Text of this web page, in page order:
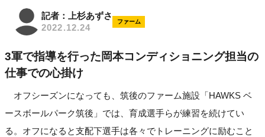
記者：上杉あずさ
2022.12.24
ファーム
3軍で指導を行った岡本コンディショニング担当の
仕事での心掛け
オフシーズンになっても、筑後のファーム施設「HAWKS ベ
ースボールパーク筑後」では、育成選手らが練習を続けてい
る。オフになると支配下選手は各々でトレーニングに励むこと